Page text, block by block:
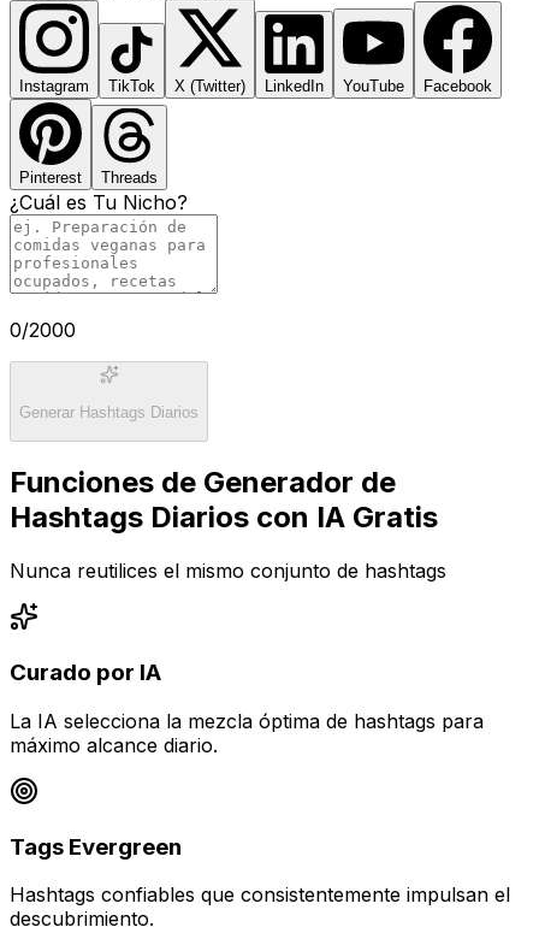
Instagram TikTok X (Twitter) LinkedIn YouTube Facebook
Pinterest Threads
¿Cuál es Tu Nicho?
0/2000
Generar Hashtags Diarios
Funciones de Generador de
Hashtags Diarios con IA Gratis
Nunca reutilices el mismo conjunto de hashtags
Curado por IA
La IA selecciona la mezcla óptima de hashtags para
máximo alcance diario.
Tags Evergreen
Hashtags confiables que consistentemente impulsan el
descubrimiento.